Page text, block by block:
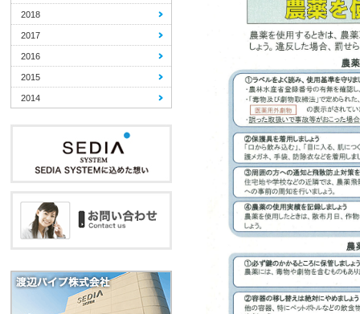
2018
2017
2016
2015
2014